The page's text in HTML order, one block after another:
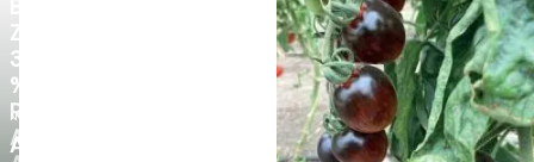
ZU
30
%
RABATT
AUF
NEU
AGAPANTHUS